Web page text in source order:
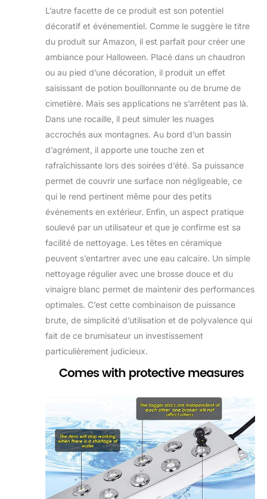
L’autre facette de ce produit est son potentiel
décoratif et événementiel. Comme le suggère le titre
du produit sur Amazon, il est parfait pour créer une
ambiance pour Halloween. Placé dans un chaudron
ou au pied d’une décoration, il produit un effet
saisissant de potion bouillonnante ou de brume de
cimetière. Mais ses applications ne s’arrêtent pas là.
Dans une rocaille, il peut simuler les nuages
accrochés aux montagnes. Au bord d’un bassin
d’agrément, il apporte une touche zen et
rafraîchissante lors des soirées d’été. Sa puissance
permet de couvrir une surface non négligeable, ce
qui le rend pertinent même pour des petits
événements en extérieur. Enfin, un aspect pratique
soulevé par un utilisateur et que je confirme est sa
facilité de nettoyage. Les têtes en céramique
peuvent s’entartrer avec une eau calcaire. Un simple
nettoyage régulier avec une brosse douce et du
vinaigre blanc permet de maintenir des performances
optimales. C’est cette combinaison de puissance
brute, de simplicité d’utilisation et de polyvalence qui
fait de ce brumisateur un investissement
particulièrement judicieux.